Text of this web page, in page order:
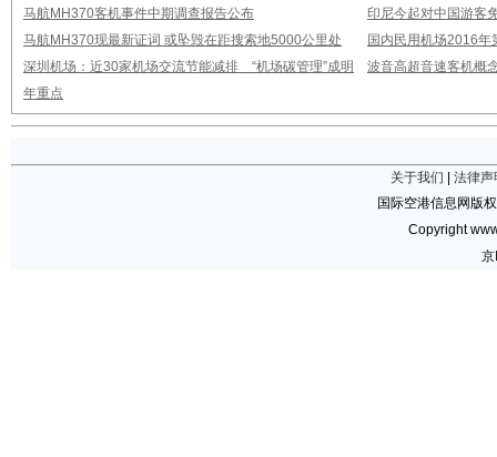
马航MH370客机事件中期调查报告公布
印尼今起对中国游客
马航MH370现最新证词 或坠毁在距搜索地5000公里处
国内民用机场2016年
深圳机场：近30家机场交流节能减排 “机场碳管理”成明
年重点
波音高超音速客机概
关于我们
法律声
国际空港信息网版
Copyright